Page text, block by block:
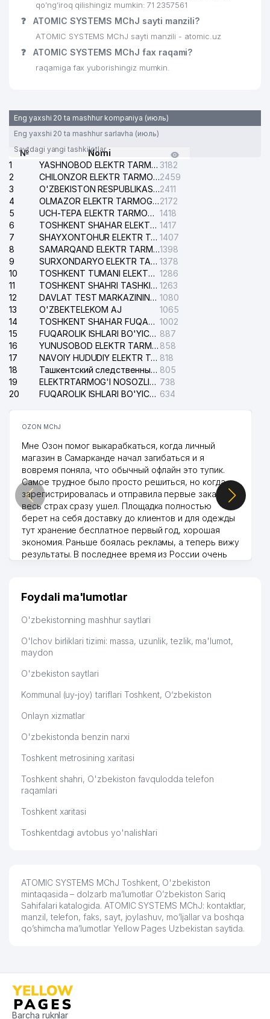
YUNUSOBOD TUMANI HOKIMIYATI
LUQMONI-HASAN №20 XUSUSIY
KORXONASI
IPOTEKA BANK AKTSIYADORLIK
32 ECLAT VOYAGE MChJ
33
TADBIRKOR
TOSHKENT ARXITEKTURA-QURILISH
INSTITUTI
INTERDENT XUSUSIY KORXONASI
SARKOR TELEKOM QK MChJ
DRUG-TECH XUSUSIY KORXONASI
MAXKAMOV B.M. YAKKA TARTIBDAGI
TADBIRKOR
TASHKEI INTERNATIONAL QK MChJ
DIALOG-PLUS MChJ
TIB STANDART SERVIS MChJ
ALFAKOM XUSUSIY KORXONASI
KORXONASI
EFFEKT MOLIYA O'QUV NODAVLAT
TA'LIM MUASSASASI
45 GENERAL LESSON MChJ 721 м
46
KAPITAL SUG'URTA AJ YUNUSABAD
FILIALI
727 м
47 LAVANDERIYA MChJ 733 м
52 AKAN QK MChJ
55
BO'LIMI
56 JUS COGENS ADVOKATLIK FIRMASI
57
MEDICAL LABORATORIES SERVICES
58
NOMIDAGI TOSHKENT AXBOROT
60 ROVER TOUR TRAVEL MChJ 834 м
61 QIZIL XOCH XALQARO QO'MITASI II 839 м
63 ZERA-STUDIO-A MChJ 846 м
64
BASHIR NAVID GROUP LTD.
VAKOLATXONA
qo’ng’iroq qilishingiz mumkin: 71 2357561
❓ ATOMIC SYSTEMS MChJ sayti manzili?
ATOMIC SYSTEMS MChJ sayti manzili - atomic.uz
❓ ATOMIC SYSTEMS MChJ fax raqami?
raqamiga fax yuborishingiz mumkin.
Eng yaxshi 20 ta mashhur kompaniya (июль)
Eng yaxshi 20 ta mashhur sarlavha (июль)
Saytdagi yangi tashkilotlar
№
Nomi
1
YASHNOBOD ELEKTR TARMOG'I NOSOZLIKLARI XIZMATI 3182
2
CHILONZOR ELEKTR TARMOG'I NOSOZLIK XIZMATI2459
3
O'ZBEKISTON RESPUBLIKASI BOSH PROKURATURASI ISHONCH TELEFONI2411
4
OLMAZOR ELEKTR TARMOG'I NOSOZLIKLARI XIZMATI2172
5
UCH-TEPA ELEKTR TARMOG'I NOSOZLIKLARI XIZMATI 1418
6
TOSHKENT SHAHAR ELEKTR TARMOQLARI KORXONASI AJ 1417
7
SHAYXONTOHUR ELEKTR TARMOG'I NOSOZLIKLARINI TUZATISH XIZMATI 1407
8
SAMARQAND ELEKTR TARMOQLARI AJ1398
9
SURXONDARYO ELEKTR TARMOQLARI AJ 1378
10
TOSHKENT TUMANI ELEKTR TARMOG'I AVARIYA XIZMATI 1286
11
TOSHKENT SHAHRI TASHKILOT TELEFONLARI HAQIDA MA'LUMOT BYUROSI 1263
12
DAVLAT TEST MARKAZINING ISHONCH TELEFONLARI 1080
13
O'ZBEKTELEKOM AJ
1065
14
TOSHKENT SHAHAR FUQAROLIK ISHLARI BO'YICHA SUDI 1002
15
FUQAROLIK ISHLARI BO'YICHA YAKKASAROY TUMANLARARO SUDI 887
16
YUNUSOBOD ELEKTR TARMOG'I NOSOZLIKLARI XIZMATI 858
17
NAVOIY HUDUDIY ELEKTR TARMOQLARI KORXONASI AJ 818
18
Ташкентский следственный изолятор 805
19
ELEKTRTARMOG'I NOSOZLIKLARINI TO'ZATISH SERGELI XIZMATI 738
20
FUQAROLIK ISHLARI BO'YICHA UCH-TEPA TUMANI SUDI 634
OZON MChJ
Мне Озон помог выкарабкаться, когда личный
магазин в Самарканде начал загибаться и я
вовремя поняла, что обычный офлайн это тупик.
Самое трудное было просто решиться, но когда
зарегистрировалась и отправила первые заказы,
весь страх сразу ушел. Площадка полностью
берет на себя доставку до клиентов и для одежды
тут хранение бесплатное первый год, хорошая
экономия. Раньше боялась рекламы, а теперь вижу
результаты. В последнее время из России очень
дальше развиваюсь потихоньку😊
Hamida 03.08.2026 12:45:39
Foydali ma'lumotlar
O'zbekistonning mashhur saytlari
O'lchov birliklari tizimi: massa, uzunlik, tezlik, ma'lumot,
maydon
O'zbekiston saytlari
Kommunal (uy-joy) tariflari Toshkent, O‘zbekiston
Onlayn xizmatlar
O'zbekistonda benzin narxi
Toshkent metrosining xaritasi
Toshkent shahri, O'zbekiston favqulodda telefon
raqamlari
Toshkent xaritasi
Toshkentdagi avtobus yo'nalishlari
ATOMIC SYSTEMS MChJ Toshkent, O'zbekiston
mintaqasida – dolzarb ma’lumotlar O’zbekiston Sariq
Sahifalari katalogida. ATOMIC SYSTEMS MChJ: kontaktlar,
manzil, telefon, faks, sayt, joylashuv, mo’ljallar va boshqa
qo’shimcha ma’lumotlar Yellow Pages Uzbekistan saytida.
Barcha ruknlar